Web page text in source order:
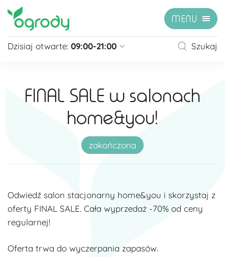
MENU
Dzisiaj otwarte: 09:00-21:00
Niedziela
zamknięte
Niedziela handlowa
10:00 - 20:00
zobacz więcej »
Szukaj
FINAL SALE w salonach
home&you!
zakończona
Odwiedź salon stacjonarny home&you i skorzystaj z
oferty FINAL SALE. Cała wyprzedaż -70% od ceny
regularnej!
Oferta trwa do wyczerpania zapasów.